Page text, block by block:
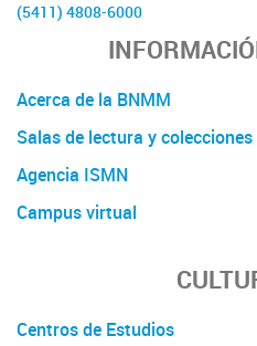
(5411) 4808-6000
Acerca de la BNMM
Salas de lectura y colecciones
Agencia ISMN
Campus virtual
Centros de Estudios